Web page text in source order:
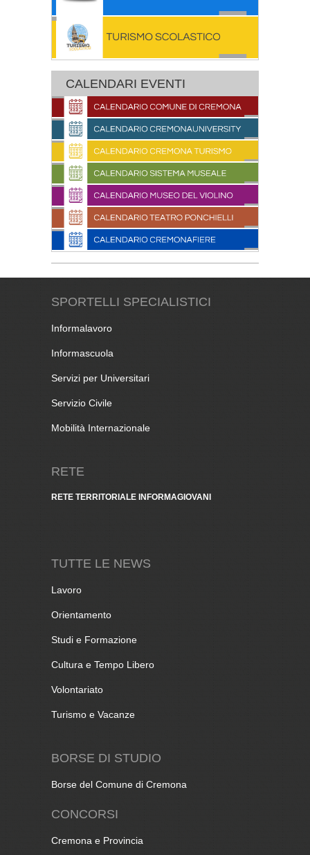
CALENDARI EVENTI
SPORTELLI SPECIALISTICI
Informalavoro
Informascuola
Servizi per Universitari
Servizio Civile
Mobilità Internazionale
RETE
RETE TERRITORIALE INFORMAGIOVANI
TUTTE LE NEWS
Lavoro
Orientamento
Studi e Formazione
Cultura e Tempo Libero
Volontariato
Turismo e Vacanze
BORSE DI STUDIO
Borse del Comune di Cremona
CONCORSI
Cremona e Provincia